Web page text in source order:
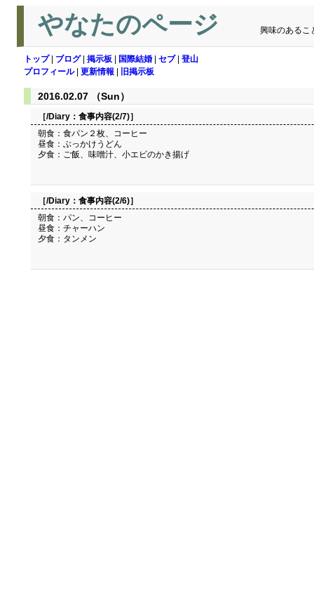
やなたのページ 興味のあるこ
トップ| ブログ| 掲示板 国際結婚 セブ| 登山
プロフィール| 更新情報 旧掲示板
2016.02.07 （Sun）
［/Diary： 食事内容(2/7)］
朝食：食パン２枚、コーヒー
昼食：ぶっかけうどん
夕食：ご飯、味噌汁、小エビのかき揚げ
［/Diary： 食事内容(2/6)］
朝食：パン、コーヒー
昼食：チャーハン
夕食：タンメン